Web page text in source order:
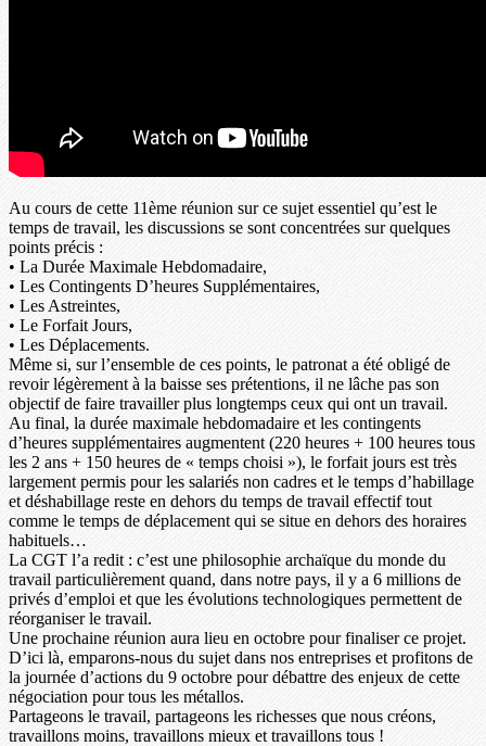
Au cours de cette 11ème réunion sur ce sujet essentiel qu’est le
temps de travail, les discussions se sont concentrées sur quelques
points précis :
• La Durée Maximale Hebdomadaire,
• Les Contingents D’heures Supplémentaires,
• Les Astreintes,
• Le Forfait Jours,
• Les Déplacements.
Même si, sur l’ensemble de ces points, le patronat a été obligé de
revoir légèrement à la baisse ses prétentions, il ne lâche pas son
objectif de faire travailler plus longtemps ceux qui ont un travail.
Au final, la durée maximale hebdomadaire et les contingents
d’heures supplémentaires augmentent (220 heures + 100 heures tous
les 2 ans + 150 heures de « temps choisi »), le forfait jours est très
largement permis pour les salariés non cadres et le temps d’habillage
et déshabillage reste en dehors du temps de travail effectif tout
comme le temps de déplacement qui se situe en dehors des horaires
habituels…
La CGT l’a redit : c’est une philosophie archaïque du monde du
travail particulièrement quand, dans notre pays, il y a 6 millions de
privés d’emploi et que les évolutions technologiques permettent de
réorganiser le travail.
Une prochaine réunion aura lieu en octobre pour finaliser ce projet.
D’ici là, emparons-nous du sujet dans nos entreprises et profitons de
la journée d’actions du 9 octobre pour débattre des enjeux de cette
négociation pour tous les métallos.
Partageons le travail, partageons les richesses que nous créons,
travaillons moins, travaillons mieux et travaillons tous !